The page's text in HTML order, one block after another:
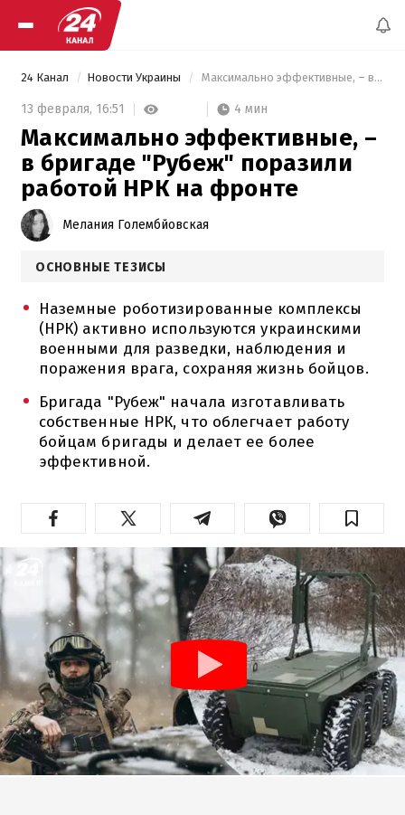
24 Канал Новости Украины Максимально эффективные, – в бригаде "Рубеж" поразили работой НРК на фронте
13 февраля, 16:51 4 мин
Максимально эффективные, –
в бригаде "Рубеж" поразили
работой НРК на фронте
Мелания Голембйовская
ОСНОВНЫЕ ТЕЗИСЫ
Наземные роботизированные комплексы
(НРК) активно используются украинскими
военными для разведки, наблюдения и
поражения врага, сохраняя жизнь бойцов.
Бригада "Рубеж" начала изготавливать
собственные НРК, что облегчает работу
бойцам бригады и делает ее более
эффективной.